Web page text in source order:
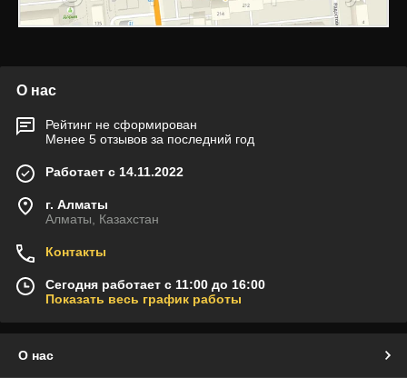
О нас
Рейтинг не сформирован
Менее 5 отзывов за последний год
Работает с 14.11.2022
г. Алматы
Алматы, Казахстан
Контакты
Сегодня работает с 11:00 до 16:00
Показать весь график работы
О нас